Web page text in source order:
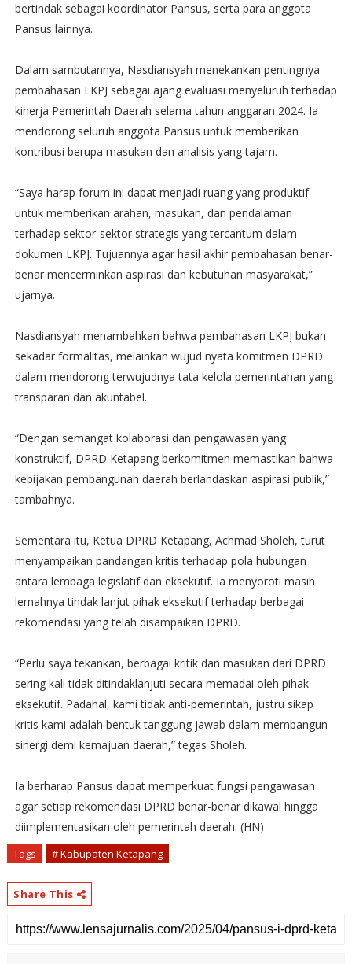
bertindak sebagai koordinator Pansus, serta para anggota
Pansus lainnya.
Dalam sambutannya, Nasdiansyah menekankan pentingnya
pembahasan LKPJ sebagai ajang evaluasi menyeluruh terhadap
kinerja Pemerintah Daerah selama tahun anggaran 2024. Ia
mendorong seluruh anggota Pansus untuk memberikan
kontribusi berupa masukan dan analisis yang tajam.
“Saya harap forum ini dapat menjadi ruang yang produktif
untuk memberikan arahan, masukan, dan pendalaman
terhadap sektor-sektor strategis yang tercantum dalam
dokumen LKPJ. Tujuannya agar hasil akhir pembahasan benar-
benar mencerminkan aspirasi dan kebutuhan masyarakat,”
ujarnya.
Nasdiansyah menambahkan bahwa pembahasan LKPJ bukan
sekadar formalitas, melainkan wujud nyata komitmen DPRD
dalam mendorong terwujudnya tata kelola pemerintahan yang
transparan dan akuntabel.
“Dengan semangat kolaborasi dan pengawasan yang
konstruktif, DPRD Ketapang berkomitmen memastikan bahwa
kebijakan pembangunan daerah berlandaskan aspirasi publik,”
tambahnya.
Sementara itu, Ketua DPRD Ketapang, Achmad Sholeh, turut
menyampaikan pandangan kritis terhadap pola hubungan
antara lembaga legislatif dan eksekutif. Ia menyoroti masih
lemahnya tindak lanjut pihak eksekutif terhadap berbagai
rekomendasi yang telah disampaikan DPRD.
“Perlu saya tekankan, berbagai kritik dan masukan dari DPRD
sering kali tidak ditindaklanjuti secara memadai oleh pihak
eksekutif. Padahal, kami tidak anti-pemerintah, justru sikap
kritis kami adalah bentuk tanggung jawab dalam membangun
sinergi demi kemajuan daerah,” tegas Sholeh.
Ia berharap Pansus dapat memperkuat fungsi pengawasan
agar setiap rekomendasi DPRD benar-benar dikawal hingga
diimplementasikan oleh pemerintah daerah. (HN)
Tags # Kabupaten Ketapang
Share This